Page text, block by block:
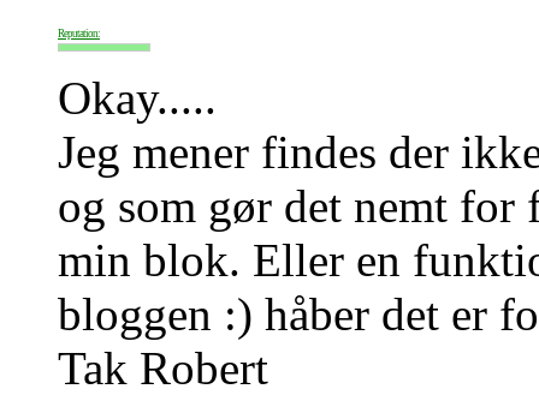
Reputation:
Okay.....
Jeg mener findes der
og som gør det nemt for
min blok. Eller en
bloggen :) håber det er
Tak Robert